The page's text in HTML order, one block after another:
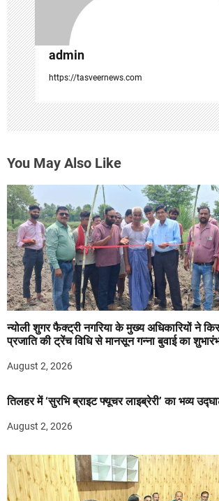
admin
https://tasveernews.com
You May Also Like
न्योली शुगर फैक्ट्री नगरिया के मुख्य अधिकारियों ने
प्रजाति की ट्रेंच विधि से मानसून गन्ना बुवाई का
August 2, 2026
तिलहर में ‘सुरभि ब्राइट फ्यूचर लाइब्रेरी’ का भव्य
August 2, 2026